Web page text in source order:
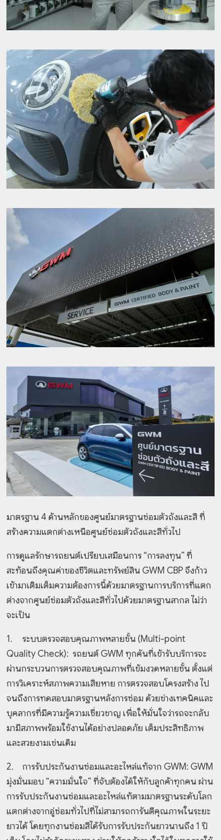
มาตรฐาน 4 ด้านหลักของศูนย์มาตรฐานซ่อมตัวถังและสี ที่
สร้างความแตกต่างเหนือศูนย์ซ่อมตัวถังและสีทั่วไป
การดูแลรักษารถยนต์เปรียบเสมือนการ “การลงทุน” ที่
สะท้อนถึงคุณค่าของชีวิตและทรัพย์สิน GWM CBP จึงก้าว
เข้ามาเติมเต็มความต้องการนี้ด้วยมาตรฐานการบริการที่แตก
ต่างจากศูนย์ซ่อมตัวถังและสีทั่วไปด้วยมาตรฐานสากล ไม่ว่า
จะเป็น
1.
ระบบตรวจสอบคุณภาพหลายชั้น (Multi-point
Quality Check): รถยนต์ GWM ทุกคันที่เข้ารับบริการจะ
ผ่านกระบวนการตรวจสอบคุณภาพที่เข้มงวดหลายชั้น ตั้งแต่
การวิเคราะห์สภาพความเสียหาย การตรวจสอบโครงสร้าง ไป
จนถึงการทดสอบมาตรฐานหลังการซ่อม ด้วยช่างเทคนิคและ
บุคลากรที่มีความรู้ความเชี่ยวชาญ เพื่อให้มั่นใจว่ารถจะกลับ
มามีสภาพพร้อมใช้งานได้อย่างปลอดภัย เต็มประสิทธิภาพ
และสวยงามเช่นเดิม
2.
การรับประกันงานซ่อมและอะไหล่แท้จาก GWM: GWM
มุ่งมั่นมอบ “ความมั่นใจ” ที่จับต้องได้ให้กับลูกค้าทุกคน ผ่าน
การรับประกันงานซ่อมและอะไหล่แท้ตามมาตรฐานระดับโลก
แตกต่างจากอู่ซ่อมทั่วไปที่ไม่สามารถการันตีคุณภาพในระยะ
ยาวได้ โดยทุกงานซ่อมสีได้รับการรับประกันยาวนานถึง 1 ปี